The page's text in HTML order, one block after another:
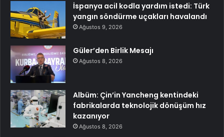
İspanya acil kodla yardım istedi: Türk
yangın söndürme uçakları havalandı
Ağustos 9, 2026
Güler’den Birlik Mesajı
Ağustos 8, 2026
Albüm: Çin’in Yancheng kentindeki
fabrikalarda teknolojik dönüşüm hız
kazanıyor
Ağustos 8, 2026